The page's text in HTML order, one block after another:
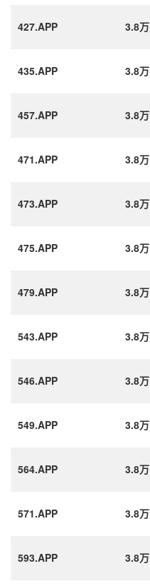
427.APP 3.8万
435.APP 3.8万
457.APP 3.8万
471.APP 3.8万
473.APP 3.8万
475.APP 3.8万
479.APP 3.8万
543.APP 3.8万
546.APP 3.8万
549.APP 3.8万
564.APP 3.8万
571.APP 3.8万
593.APP 3.8万